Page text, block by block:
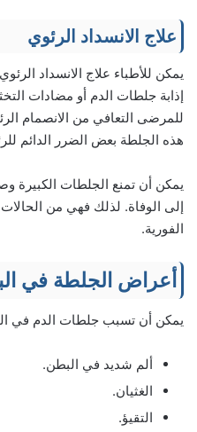
علاج الانسداد الرئوي
يمكن للأطباء علاج الانسداد
إذابة جلطات الدم أو مضادات
للمرضى التعافي من الانصمام
هذه الجلطة بعض الضرر الدائم
يمكن أن تمنع الجلطات الكبيرة
إلى الوفاة. لذلك فهي من
الفورية.
أعراض الجلطة في
يمكن أن تسبب جلطات الدم في
ألم شديد في البطن.
الغثيان.
التقيؤ.